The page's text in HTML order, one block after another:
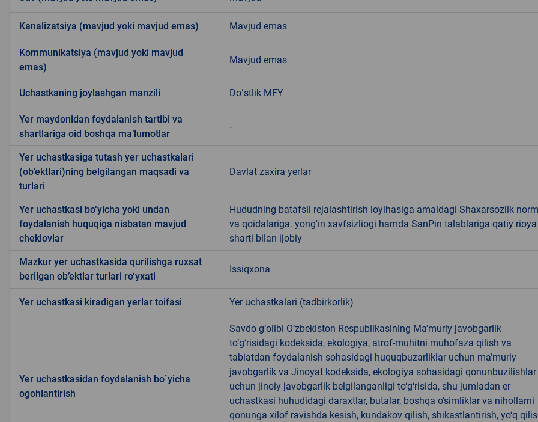
Kanalizatsiya (mavjud yoki mavjud emas) Mavjud emas
Kommunikatsiya (mavjud yoki mavjud
emas)
Mavjud emas
Uchastkaning joylashgan manzili Doʻstlik MFY
Yer maydonidan foydalanish tartibi va
shartlariga oid boshqa ma’lumotlar
-
Yer uchastkasiga tutash yer uchastkalari
(ob’ektlari)ning belgilangan maqsadi va
turlari
Davlat zaxira yerlar
Yer uchastkasi bo‘yicha yoki undan
foydalanish huquqiga nisbatan mavjud
cheklovlar
Hududning batafsil rejalashtirish loyihasiga amaldagi Shaxarsozlik
va qoidalariga. yong'in xavfsizliogi hamda SanPin talablariga qatiy rioya
sharti bilan ijobiy
Mazkur yer uchastkasida qurilishga ruxsat
berilgan ob’ektlar turlari ro‘yxati
Issiqxona
Yer uchastkasi kiradigan yerlar toifasi Yer uchastkalari (tadbirkorlik)
Yer uchastkasidan foydalanish bo`yicha
ogohlantirish
Savdo g‘olibi O‘zbekiston Respublikasining Ma’muriy javobgarlik
to‘g‘risidagi kodeksida, ekologiya, atrof-muhitni muhofaza qilish va
tabiatdan foydalanish sohasidagi huquqbuzarliklar uchun ma’muriy
javobgarlik va Jinoyat kodeksida, ekologiya sohasidagi qonunbuzilishlar
uchun jinoiy javobgarlik belgilanganligi to‘g‘risida, shu jumladan er
uchastkasi huhudidagi daraxtlar, butalar, boshqa o‘simliklar va nihollarni
qonunga xilof ravishda kesish, kundakov qilish, shikastlantirish, yo‘q